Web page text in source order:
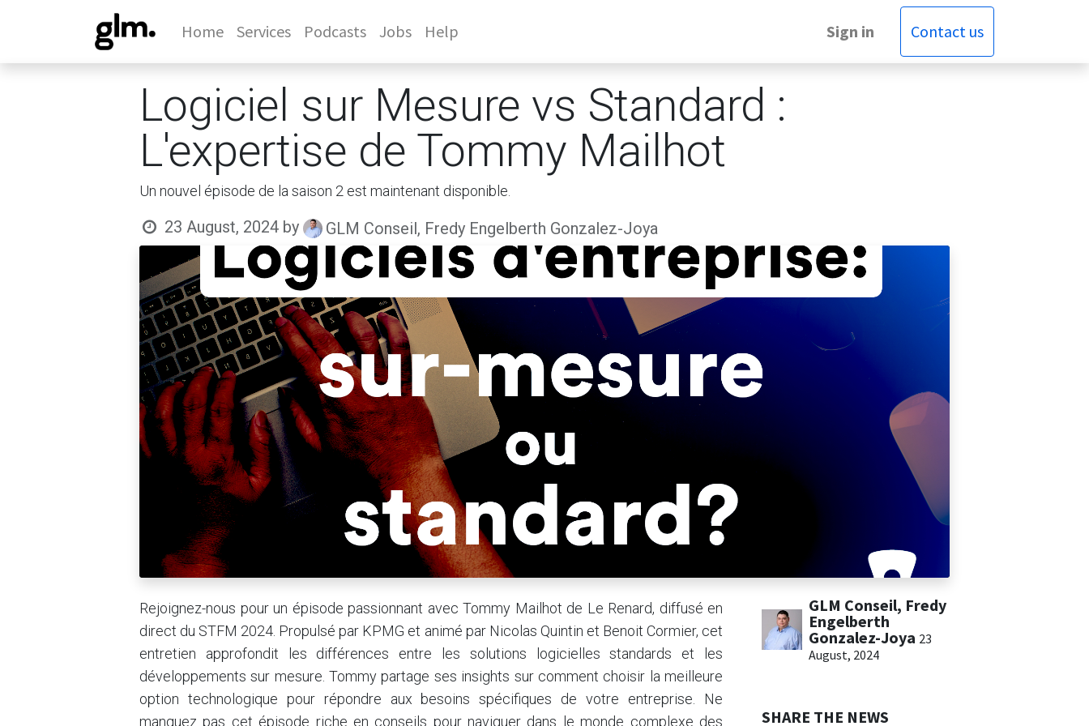
Home Services Podcasts Jobs Help Sign in Contact us
Logiciel sur Mesure vs Standard :
L'expertise de Tommy Mailhot
Un nouvel épisode de la saison 2 est maintenant disponible.
23 August, 2024 by GLM Conseil, Fredy Engelberth Gonzalez-Joya
Rejoignez-nous pour un épisode passionnant avec Tommy Mailhot de Le Renard, diffusé en
direct du STFM 2024. Propulsé par KPMG et animé par Nicolas Quintin et Benoit Cormier, cet
entretien approfondit les différences entre les solutions logicielles standards et les
développements sur mesure. Tommy partage ses insights sur comment choisir la meilleure
option technologique pour répondre aux besoins spécifiques de votre entreprise. Ne
manquez pas cet épisode riche en conseils pour naviguer dans le monde complexe des
GLM Conseil, Fredy
Engelberth
Gonzalez-Joya 23
August, 2024
SHARE THE NEWS